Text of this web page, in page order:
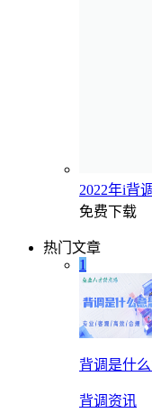
2022年i背
免费下载
热门文章
1
背调是什
背调资讯